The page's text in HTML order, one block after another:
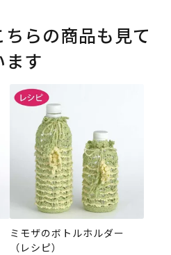
らの商品も見て
ます
ミモザのボトルホルダー
（レシピ）